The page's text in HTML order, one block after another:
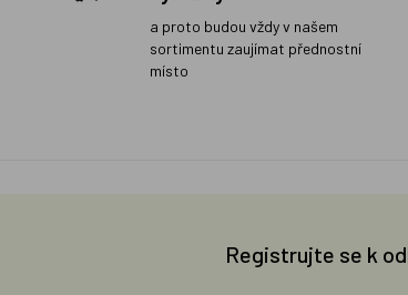
a proto budou vždy v našem
sortimentu zaujímat přednostní
místo
Registrujte se k